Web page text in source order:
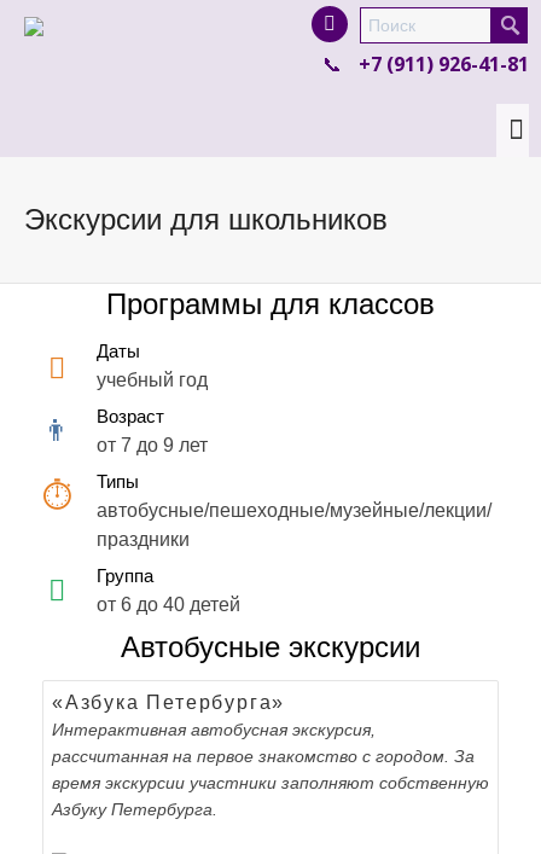
product in a size size .
colour items.
+7 (911) 926-41-81
Экскурсии для школьников
Программы для классов
Даты
учебный год
Возраст
от 7 до 9 лет
Типы
автобусные/пешеходные/музейные/лекции/
праздники
Группа
от 6 до 40 детей
Автобусные экскурсии
«Азбука Петербурга»
Интерактивная автобусная экскурсия,
рассчитанная на первое знакомство с городом. За
время экскурсии участники заполняют собственную
Азбуку Петербурга.